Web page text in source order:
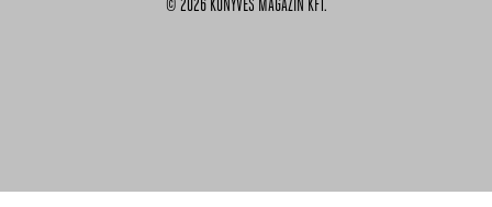
© 2026 KÖNYVES MAGAZIN KFT.